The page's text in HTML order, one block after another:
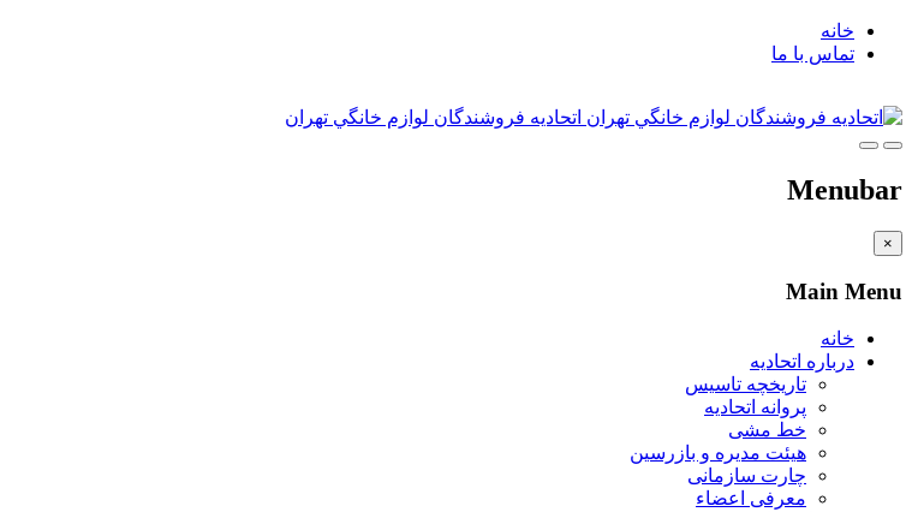
خانه
تماس با ما
اتحاديه فروشندگان لوازم خانگي تهران
Menubar
×
Main Menu
خانه
درباره اتحادیه
تاریخچه تاسیس
پروانه اتحادیه
خط مشی
هیئت مدیره و بازرسین
چارت سازمانی
معرفی اعضاء